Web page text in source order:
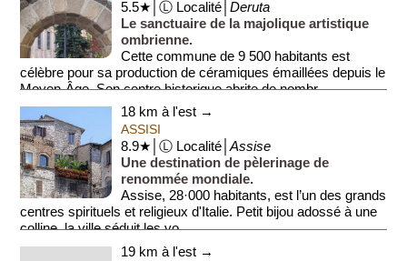
5.5★│Ⓛ Localité│Deruta
Le sanctuaire de la majolique artistique
ombrienne.
Cette commune de 9 500 habitants est
célèbre pour sa production de céramiques émaillées depuis le
Moyen-Âge. Son centre historique abrite de nombr...
18 km à l'est →
ASSISI
8.9★│Ⓛ Localité│Assise
Une destination de pèlerinage de
renommée mondiale.
Assise, 28·000 habitants, est l’un des grands
centres spirituels et religieux d'Italie. Petit bijou adossé à une
colline, la ville séduit les vo...
19 km à l'est →